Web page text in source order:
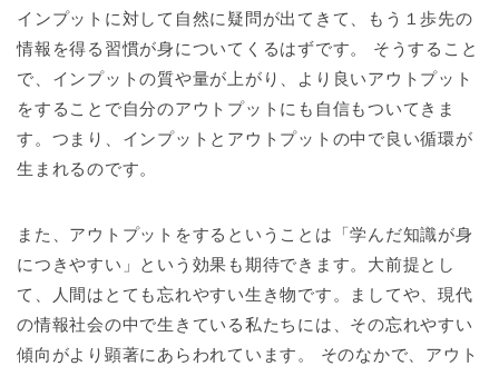
インプットに対して自然に疑問が出てきて、もう１歩先の
情報を得る習慣が身についてくるはずです。 そうすること
で、インプットの質や量が上がり、より良いアウトプット
をすることで自分のアウトプットにも自信もついてきま
す。つまり、インプットとアウトプットの中で良い循環が
生まれるのです。
また、アウトプットをするということは「学んだ知識が身
につきやすい」という効果も期待できます。大前提とし
て、人間はとても忘れやすい生き物です。ましてや、現代
の情報社会の中で生きている私たちには、その忘れやすい
傾向がより顕著にあらわれています。 そのなかで、アウト